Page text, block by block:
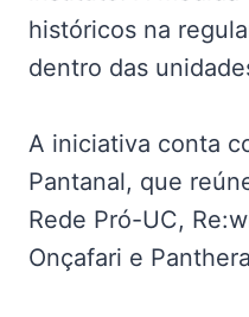
históricos na
dentro das
A iniciativa conta
Pantanal, que
Rede Pró-UC,
Onçafari e